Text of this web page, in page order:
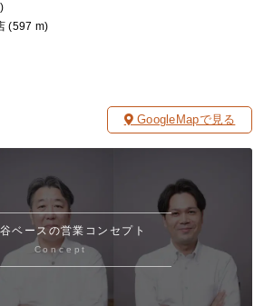
(597 m)
GoogleMapで見る
ベースの営業コンセプト
Concept